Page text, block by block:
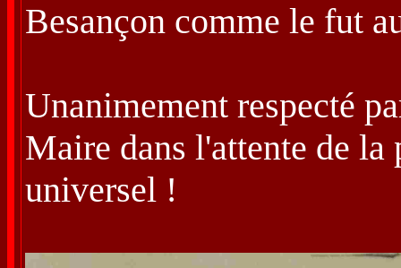
Besançon comme le fut
Unanimement respecté
Maire dans l'attente de
universel !